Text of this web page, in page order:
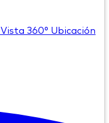
Vista 360° Ubicación